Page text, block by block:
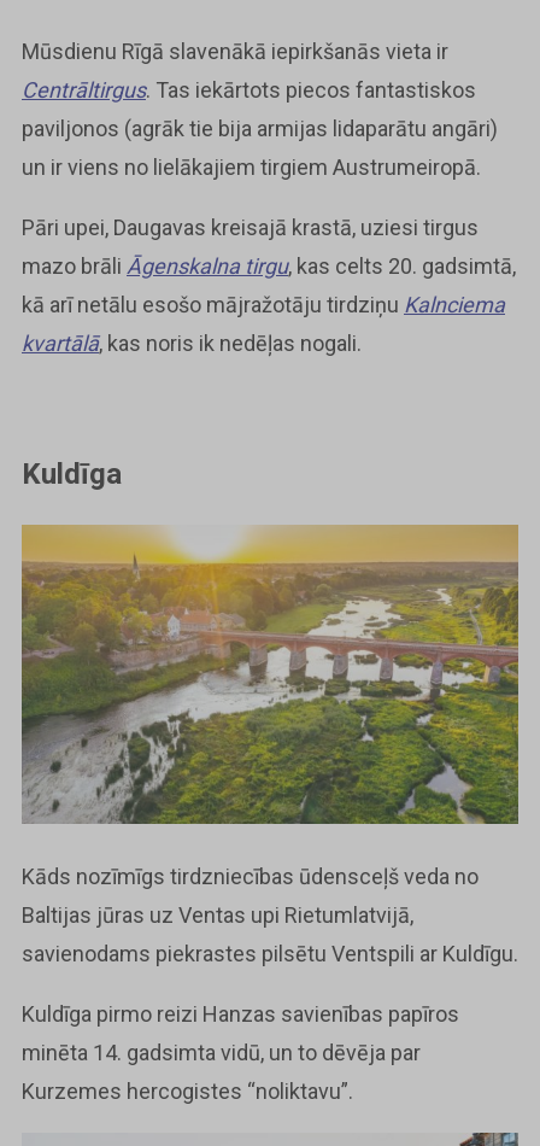
Mūsdienu Rīgā slavenākā iepirkšanās vieta ir
Centrāltirgus. Tas iekārtots piecos fantastiskos
paviljonos (agrāk tie bija armijas lidaparātu angāri)
un ir viens no lielākajiem tirgiem Austrumeiropā.
Pāri upei, Daugavas kreisajā krastā, uziesi tirgus
mazo brāli Āgenskalna tirgu, kas celts 20. gadsimtā,
kā arī netālu esošo mājražotāju tirdziņu Kalnciema
kvartālā, kas noris ik nedēļas nogali.
Kuldīga
Kāds nozīmīgs tirdzniecības ūdensceļš veda no
Baltijas jūras uz Ventas upi Rietumlatvijā,
savienodams piekrastes pilsētu Ventspili ar Kuldīgu.
Kuldīga pirmo reizi Hanzas savienības papīros
minēta 14. gadsimta vidū, un to dēvēja par
Kurzemes hercogistes “noliktavu”.